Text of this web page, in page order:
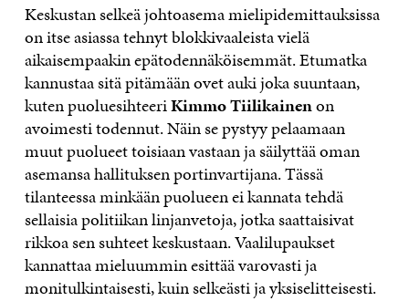
Keskustan selkeä johtoasema mielipidemittauksissa
on itse asiassa tehnyt blokkivaaleista vielä
aikaisempaakin epätodennäköisemmät. Etumatka
kannustaa sitä pitämään ovet auki joka suuntaan,
kuten puoluesihteeriKimmo Tiilikainenon
avoimesti todennut. Näin se pystyy pelaamaan
muut puolueet toisiaan vastaan ja säilyttää oman
asemansa hallituksen portinvartijana. Tässä
tilanteessa minkään puolueen ei kannata tehdä
sellaisia politiikan linjanvetoja, jotka saattaisivat
rikkoa sen suhteet keskustaan. Vaalilupaukset
kannattaa mieluummin esittää varovasti ja
monitulkintaisesti, kuin selkeästi ja yksiselitteisesti.